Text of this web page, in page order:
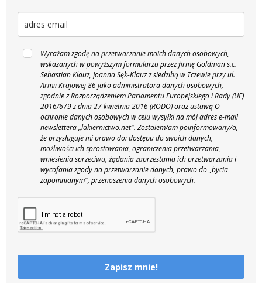
Wyrażam zgodę na przetwarzanie moich danych osobowych,
wskazanych w powyższym formularzu przez firmę Goldman s.c.
Sebastian Klauz, Joanna Sęk-Klauz z siedzibą w Tczewie przy ul.
Armii Krajowej 86 jako administratora danych osobowych,
zgodnie z Rozporządzeniem Parlamentu Europejskiego i Rady (UE)
2016/679 z dnia 27 kwietnia 2016 (RODO) oraz ustawą O
ochronie danych osobowych w celu wysyłki na mój adres e-mail
newslettera „lakiernictwo.net". Zostałem/am poinformowany/a,
że przysługuje mi prawo do: dostępu do swoich danych,
możliwości ich sprostowania, ograniczenia przetwarzania,
wniesienia sprzeciwu, żądania zaprzestania ich przetwarzania i
wycofania zgody na przetwarzanie danych, prawo do „bycia
zapomnianym", przenoszenia danych osobowych.
Zapisz mnie!